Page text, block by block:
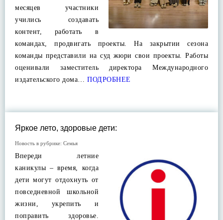
месяцев участники
учились создавать
контент, работать в
командах, продвигать проекты. На закрытии сезона
команды представили на суд жюри свои проекты. Работы
оценивали заместитель директора Международного
издательского дома… ПОДРОБНЕЕ
Яркое лето, здоровые дети:
Новость в рубрике: Семья
Впереди летние
каникулы – время, когда
дети могут отдохнуть от
повседневной школьной
жизни, укрепить и
поправить здоровье.